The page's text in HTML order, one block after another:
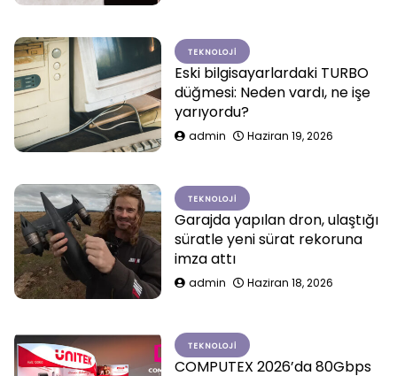
TEKNOLOJI
Eski bilgisayarlardaki TURBO
düğmesi: Neden vardı, ne işe
yarıyordu?
admin Haziran 19, 2026
TEKNOLOJI
Garajda yapılan dron, ulaştığı
süratle yeni sürat rekoruna
imza attı
admin Haziran 18, 2026
TEKNOLOJI
COMPUTEX 2026’da 80Gbps